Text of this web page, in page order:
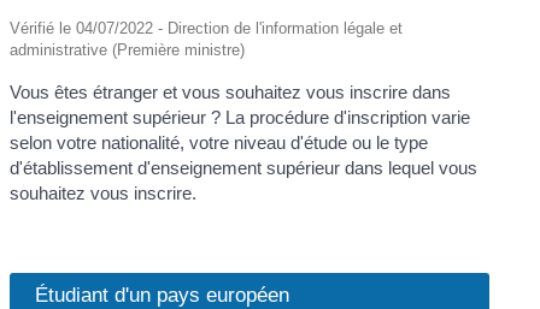
Vérifié le 04/07/2022 - Direction de l'information légale et
administrative (Première ministre)
Vous êtes étranger et vous souhaitez vous inscrire dans
l'enseignement supérieur ? La procédure d'inscription varie
selon votre nationalité, votre niveau d'étude ou le type
d'établissement d'enseignement supérieur dans lequel vous
souhaitez vous inscrire.
Étudiant d'un pays européen